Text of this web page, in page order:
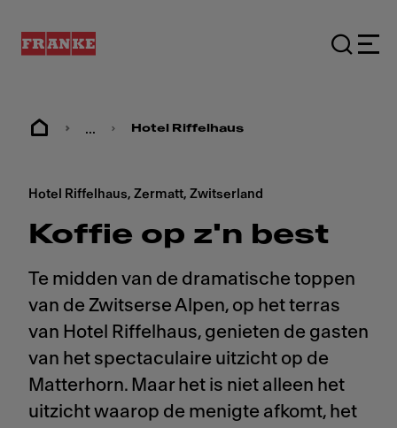
... Hotel Riffelhaus
Hotel Riffelhaus, Zermatt, Zwitserland
Koffie op z'n best
Te midden van de dramatische toppen
van de Zwitserse Alpen, op het terras
van Hotel Riffelhaus, genieten de gasten
van het spectaculaire uitzicht op de
Matterhorn. Maar het is niet alleen het
uitzicht waarop de menigte afkomt, het